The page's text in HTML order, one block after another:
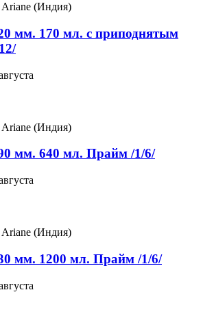
Ariane (Индия)
мм. 170 мл. с приподнятым
Ariane (Индия)
мм. 640 мл. Прайм /1/6/
Ariane (Индия)
мм. 1200 мл. Прайм /1/6/